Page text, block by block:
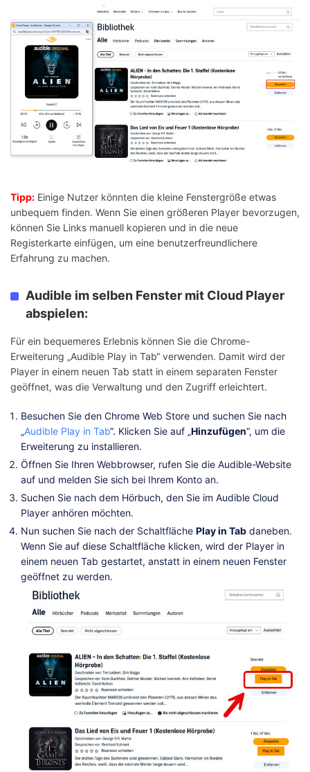
Tipp: Einige Nutzer könnten die kleine Fenstergröße etwas
unbequem finden. Wenn Sie einen größeren Player bevorzugen,
können Sie Links manuell kopieren und in die neue
Registerkarte einfügen, um eine benutzerfreundlichere
Erfahrung zu machen.
Audible im selben Fenster mit Cloud Player
abspielen:
Für ein bequemeres Erlebnis können Sie die Chrome-
Erweiterung „Audible Play in Tab“ verwenden. Damit wird der
Player in einem neuen Tab statt in einem separaten Fenster
geöffnet, was die Verwaltung und den Zugriff erleichtert.
Besuchen Sie den Chrome Web Store und suchen Sie nach
„Audible Play in Tab“. Klicken Sie auf „Hinzufügen“, um die
Erweiterung zu installieren.
Öffnen Sie Ihren Webbrowser, rufen Sie die Audible-Website
auf und melden Sie sich bei Ihrem Konto an.
Suchen Sie nach dem Hörbuch, den Sie im Audible Cloud
Player anhören möchten.
Nun suchen Sie nach der Schaltfläche Play in Tab daneben.
Wenn Sie auf diese Schaltfläche klicken, wird der Player in
einem neuen Tab gestartet, anstatt in einem neuen Fenster
geöffnet zu werden.